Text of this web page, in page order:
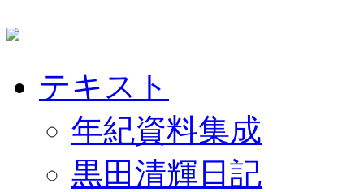
テキスト
年紀資料集成
黒田清輝日記